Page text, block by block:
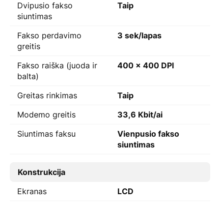
Dvipusio fakso
siuntimas
Taip
Fakso perdavimo
greitis
3 sek/lapas
Fakso raiška (juoda ir
balta)
400 x 400 DPI
Greitas rinkimas
Taip
Modemo greitis
33,6 Kbit/ai
Siuntimas faksu
Vienpusio fakso
siuntimas
Konstrukcija
Ekranas
LCD